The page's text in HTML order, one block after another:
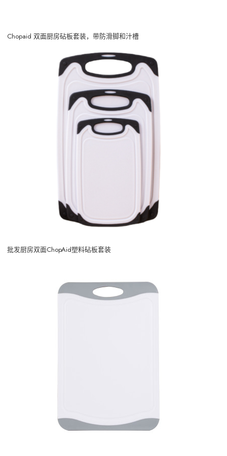
Chopaid 双面厨房砧板套装，带防滑脚和汁槽
批发厨房双面ChopAid塑料砧板套装